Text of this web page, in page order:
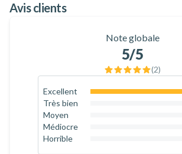
adapté à votre niveau et à votre confiance !
Avis clients
Note globale
5/5
(2)
Excellent
Très bien
Moyen
Médiocre
Horrible